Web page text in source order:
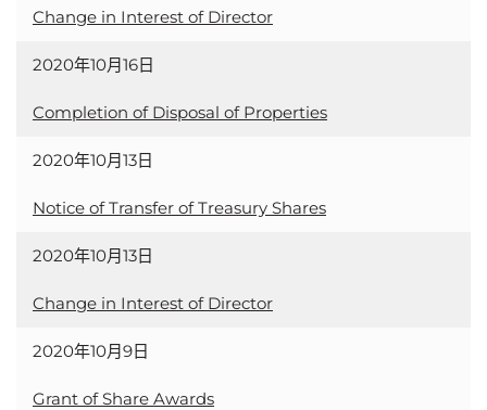
Change in Interest of Director
2020年10月16日
Completion of Disposal of Properties
2020年10月13日
Notice of Transfer of Treasury Shares
2020年10月13日
Change in Interest of Director
2020年10月9日
Grant of Share Awards